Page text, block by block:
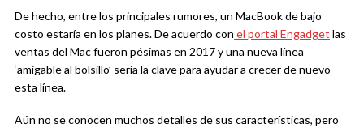
De hecho, entre los principales rumores, un MacBook de bajo
costo estaría en los planes. De acuerdo con el portal Engadget las
ventas del Mac fueron pésimas en 2017 y una nueva línea
‘amigable al bolsillo’ sería la clave para ayudar a crecer de nuevo
esta línea.
Aún no se conocen muchos detalles de sus características, pero